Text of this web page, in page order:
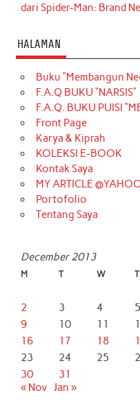
dari Spider-Man: Brand
HALAMAN
Buku “Membangun
F.A.Q BUKU “NARSIS”
F.A.Q. BUKU PUISI
Front Page
Karya & Kiprah
KOLEKSI E-BOOK
Kontak Saya
MY ARTICLE
Portofolio
Tentang Saya
December 2013
M T W T
2
3 4 5
9
10 11
16
17 18
23
24 25
30
31
« Nov Jan »